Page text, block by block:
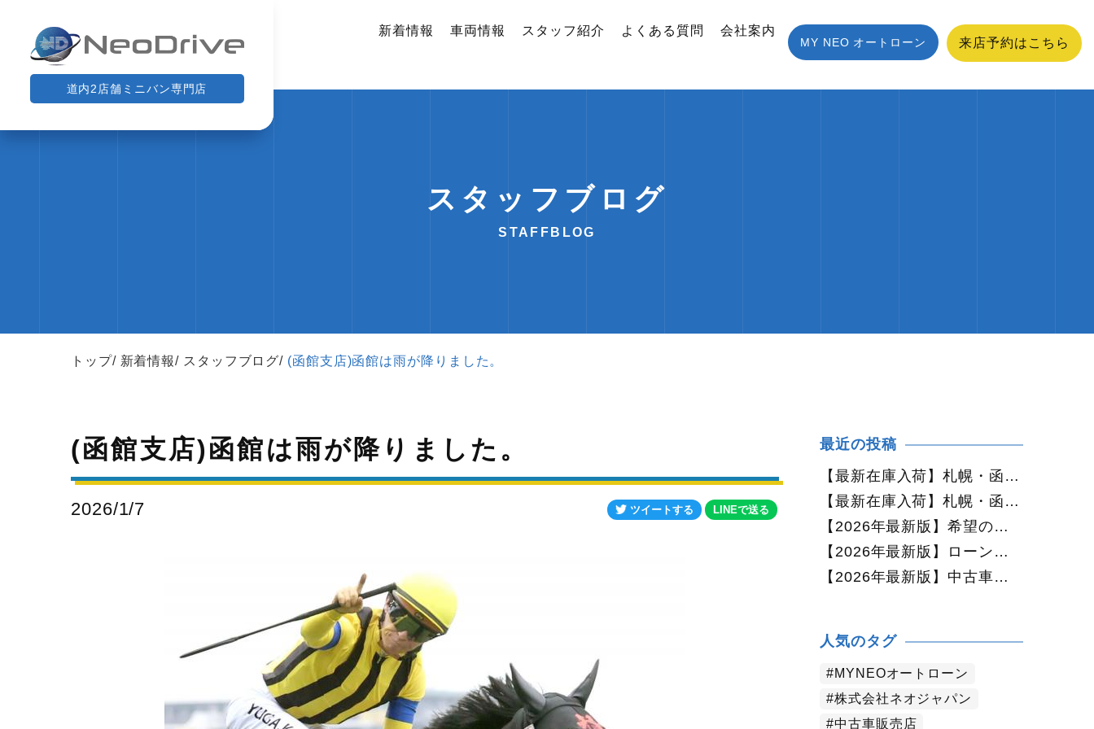
道内2店舗ミニバン専門店
新着情報 車両情報 スタッフ紹介 よくある質問 会社案内
MY NEO オートローン 来店予約はこちら
スタッフブログ
STAFFBLOG
トップ 新着情報 スタッフブログ (函館支店)函館は雨が降りました。
(函館支店)函館は雨が降りました。
2026/1/7 ツイートする LINEで送る
最近の投稿
【最新在庫入荷】札幌・函館で人気の中古車が続々入庫中｜早い者勝ち！【ダイハツ ミラココア660プラスX 4WD】
【最新在庫入荷】札幌・函館で人気の中古車が続々入庫中｜早い者勝ち！【ホンダ N-BOX660カスタムG Lパッケージ 4WD】
【2026年最新版】希望の中古車が見つからない方へ｜ネオカーオーダーで理想の一台を全国からお探しします
【2026年最新版】ローンに不安がある方へ｜ネオドライブローンの窓口で新しいカーライフをサポート
【2026年最新版】中古車購入でよくある質問20選｜初めての方でも失敗しない完全ガイド【札幌・北海道対応】
人気のタグ
MYNEOオートローン
株式会社ネオジャパン
中古車販売店